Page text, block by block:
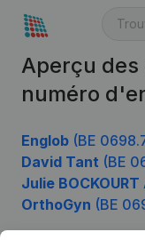
Aperçu
numéro
Englob (BE
David Tant (BE
Julie
OrthoGyn (BE